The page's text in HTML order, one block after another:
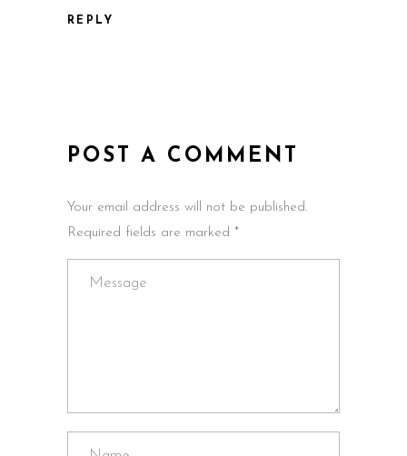
REPLY
POST A COMMENT
Your email address will not be published.
Required fields are marked *